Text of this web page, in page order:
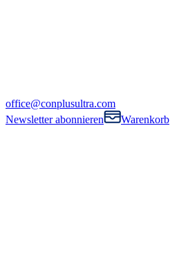
office@conplusultra.com
Newsletter abonnieren
Warenkorb